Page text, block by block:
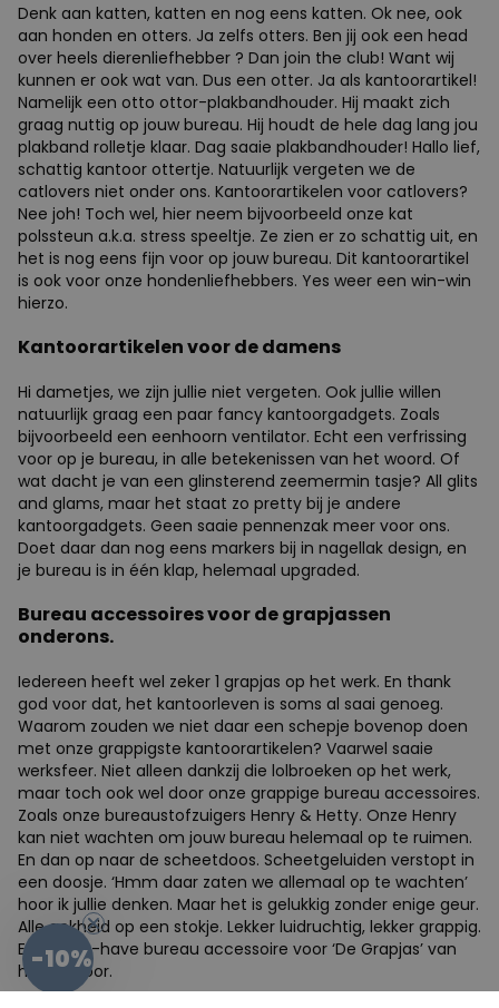
Denk aan katten, katten en nog eens katten. Ok nee, ook
aan honden en otters. Ja zelfs otters. Ben jij ook een head
over heels dierenliefhebber ? Dan join the club! Want wij
kunnen er ook wat van. Dus een otter. Ja als kantoorartikel!
Namelijk een otto ottor-plakbandhouder. Hij maakt zich
graag nuttig op jouw bureau. Hij houdt de hele dag lang jou
plakband rolletje klaar. Dag saaie plakbandhouder! Hallo lief,
schattig kantoor ottertje. Natuurlijk vergeten we de
catlovers niet onder ons. Kantoorartikelen voor catlovers?
Nee joh! Toch wel, hier neem bijvoorbeeld onze kat
polssteun a.k.a. stress speeltje. Ze zien er zo schattig uit, en
het is nog eens fijn voor op jouw bureau. Dit kantoorartikel
is ook voor onze hondenliefhebbers. Yes weer een win-win
hierzo.
Kantoorartikelen voor de damens
Hi dametjes, we zijn jullie niet vergeten. Ook jullie willen
natuurlijk graag een paar fancy kantoorgadgets. Zoals
bijvoorbeeld een eenhoorn ventilator. Echt een verfrissing
voor op je bureau, in alle betekenissen van het woord. Of
wat dacht je van een glinsterend zeemermin tasje? All glits
and glams, maar het staat zo pretty bij je andere
kantoorgadgets. Geen saaie pennenzak meer voor ons.
Doet daar dan nog eens markers bij in nagellak design, en
je bureau is in één klap, helemaal upgraded.
Bureau accessoires voor de grapjassen
onderons.
Iedereen heeft wel zeker 1 grapjas op het werk. En thank
god voor dat, het kantoorleven is soms al saai genoeg.
Waarom zouden we niet daar een schepje bovenop doen
met onze grappigste kantoorartikelen? Vaarwel saaie
werksfeer. Niet alleen dankzij die lolbroeken op het werk,
maar toch ook wel door onze grappige bureau accessoires.
Zoals onze bureaustofzuigers Henry & Hetty. Onze Henry
kan niet wachten om jouw bureau helemaal op te ruimen.
En dan op naar de scheetdoos. Scheetgeluiden verstopt in
een doosje. ‘Hmm daar zaten we allemaal op te wachten’
hoor ik jullie denken. Maar het is gelukkig zonder enige geur.
Alle gekheid op een stokje. Lekker luidruchtig, lekker grappig.
Een must-have bureau accessoire voor ‘De Grapjas’ van
het kantoor.
-10%